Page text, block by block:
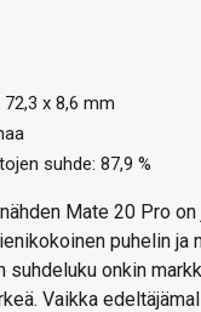
x 8,6 mm
suhde: 87,9 %
Mate 20 Pro on
puhelin ja
suhdeluku onkin
Vaikka